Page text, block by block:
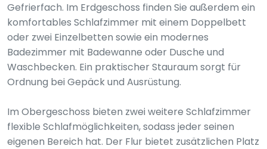
Gefrierfach. Im Erdgeschoss finden Sie außerdem ein
komfortables Schlafzimmer mit einem Doppelbett
oder zwei Einzelbetten sowie ein modernes
Badezimmer mit Badewanne oder Dusche und
Waschbecken. Ein praktischer Stauraum sorgt für
Ordnung bei Gepäck und Ausrüstung.
Im Obergeschoss bieten zwei weitere Schlafzimmer
flexible Schlafmöglichkeiten, sodass jeder seinen
eigenen Bereich hat. Der Flur bietet zusätzlichen Platz